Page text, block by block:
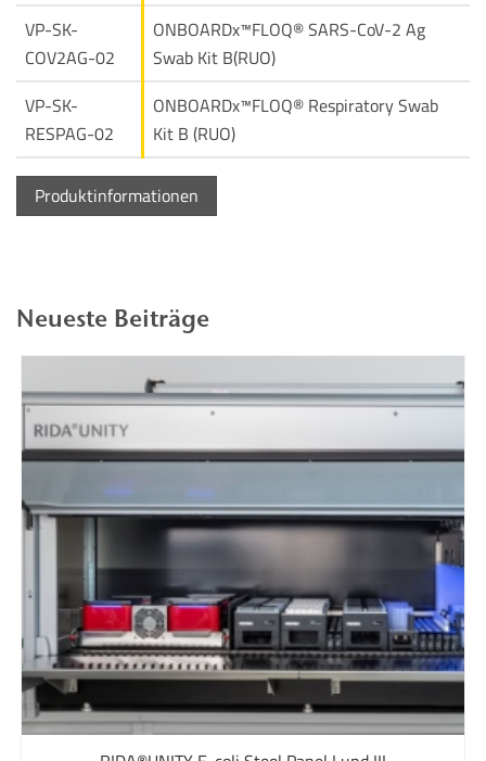
VP-SK-
COV2AG-02
ONBOARDx™FLOQ® SARS-CoV-2 Ag
Swab Kit B(RUO)
VP-SK-
RESPAG-02
ONBOARDx™FLOQ® Respiratory Swab
Kit B (RUO)
Produktinformationen
Neueste Beiträge